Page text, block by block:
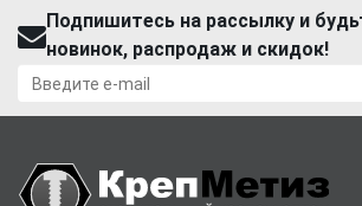
Подпишитесь на рассылку и
новинок, распродаж и скидок!